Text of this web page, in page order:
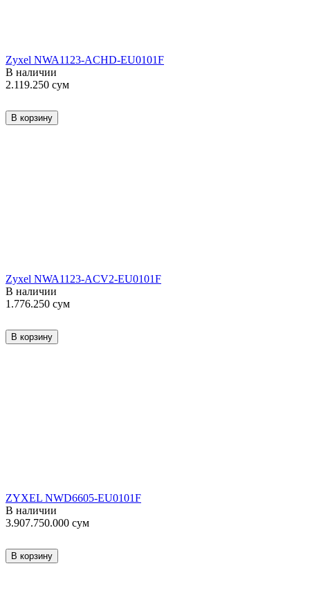
Zyxel NWA1123-ACHD-EU0101F
В наличии
2.119.250 сум
В корзину
Zyxel NWA1123-ACV2-EU0101F
В наличии
1.776.250 сум
В корзину
ZYXEL NWD6605-EU0101F
В наличии
3.907.750.000 сум
В корзину